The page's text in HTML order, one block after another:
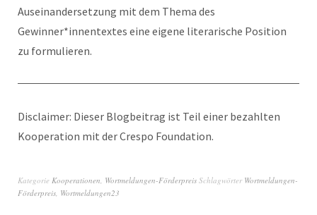
Auseinandersetzung mit dem Thema des
Gewinner*innentextes eine eigene literarische Position
zu formulieren.
Disclaimer: Dieser Blogbeitrag ist Teil einer bezahlten
Kooperation mit der Crespo Foundation.
Kategorie Kooperationen, Wortmeldungen-Förderpreis Schlagwörter Wortmeldungen-
Förderpreis, Wortmeldungen23